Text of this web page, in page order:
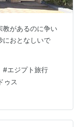
教があるのに争い
におとなしいで
#エジプト旅行
ゥス